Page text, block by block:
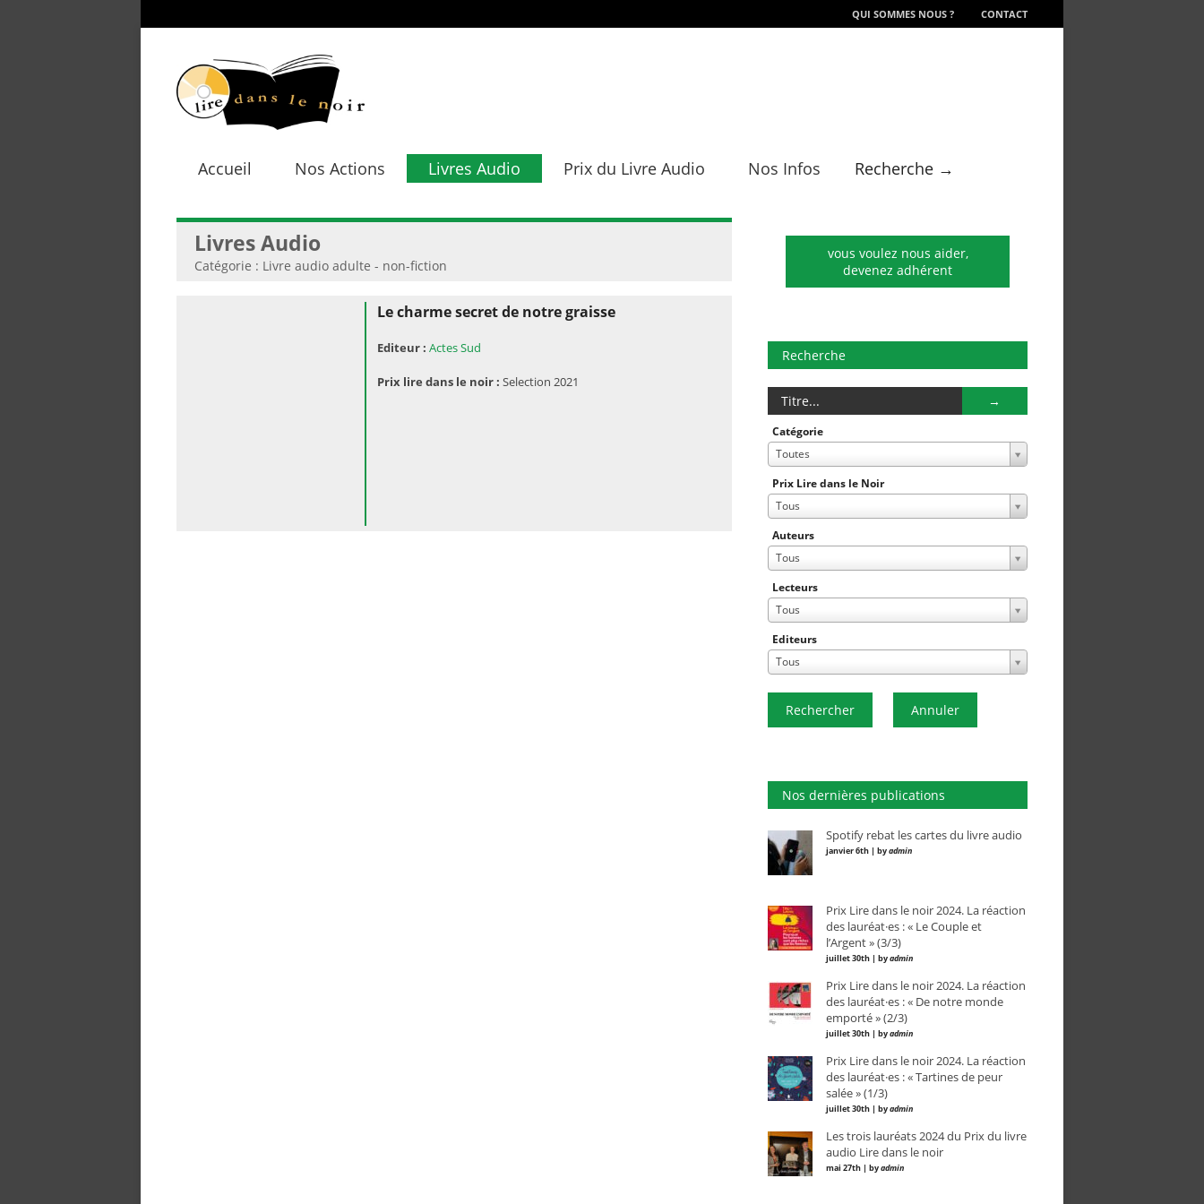
QUI SOMMES NOUS ? CONTACT
Accueil Nos Actions Livres Audio Prix du Livre Audio Nos Infos Recherche →
Livres Audio
Catégorie : Livre audio adulte - non-fiction
Le charme secret de notre graisse
Editeur : Actes Sud
Prix lire dans le noir :Selection 2021
vous voulez nous aider,
devenez adhérent
Recherche
Catégorie
Toutes
Prix Lire dans le Noir
Tous
Auteurs
Tous
Lecteurs
Tous
Editeurs
Tous
Rechercher Annuler
Nos dernières publications
Spotify rebat les cartes du livre audio
janvier 6th | byadmin
Prix Lire dans le noir 2024. La réaction
des lauréat·es : « Le Couple et
l’Argent » (3/3)
juillet 30th | byadmin
Prix Lire dans le noir 2024. La réaction
des lauréat·es : « De notre monde
emporté » (2/3)
juillet 30th | byadmin
Prix Lire dans le noir 2024. La réaction
des lauréat·es : « Tartines de peur
salée » (1/3)
juillet 30th | byadmin
Les trois lauréats 2024 du Prix du livre
audio Lire dans le noir
mai 27th | byadmin